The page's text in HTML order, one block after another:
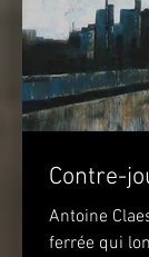
Contre-
Antoine
ferrée qui